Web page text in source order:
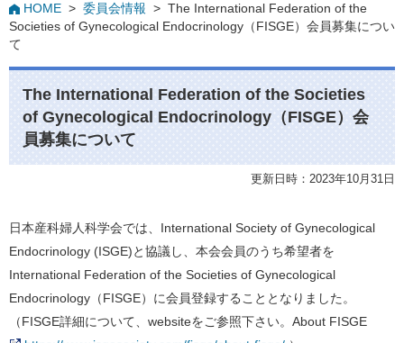
HOME > 委員会情報 > The International Federation of the
Societies of Gynecological Endocrinology（FISGE）会員募集につい
て
The International Federation of the Societies
of Gynecological Endocrinology（FISGE）会
員募集について
更新日時：2023年10月31日
日本産科婦人科学会では、International Society of Gynecological
Endocrinology (ISGE)と協議し、本会会員のうち希望者を
International Federation of the Societies of Gynecological
Endocrinology（FISGE）に会員登録することとなりました。
（FISGE詳細について、websiteをご参照下さい。About FISGE